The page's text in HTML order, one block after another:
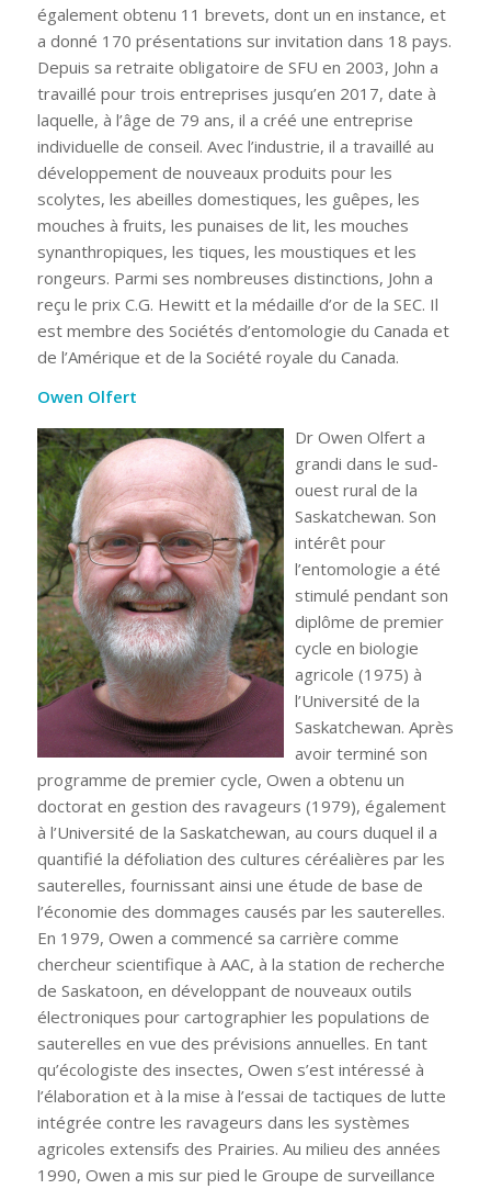
également obtenu 11 brevets, dont un en instance, et
a donné 170 présentations sur invitation dans 18 pays.
Depuis sa retraite obligatoire de SFU en 2003, John a
travaillé pour trois entreprises jusqu’en 2017, date à
laquelle, à l’âge de 79 ans, il a créé une entreprise
individuelle de conseil. Avec l’industrie, il a travaillé au
développement de nouveaux produits pour les
scolytes, les abeilles domestiques, les guêpes, les
mouches à fruits, les punaises de lit, les mouches
synanthropiques, les tiques, les moustiques et les
rongeurs. Parmi ses nombreuses distinctions, John a
reçu le prix C.G. Hewitt et la médaille d’or de la SEC. Il
est membre des Sociétés d’entomologie du Canada et
de l’Amérique et de la Société royale du Canada.
Owen Olfert
Dr Owen Olfert a
grandi dans le sud-
ouest rural de la
Saskatchewan. Son
intérêt pour
l’entomologie a été
stimulé pendant son
diplôme de premier
cycle en biologie
agricole (1975) à
l’Université de la
Saskatchewan. Après
avoir terminé son
programme de premier cycle, Owen a obtenu un
doctorat en gestion des ravageurs (1979), également
à l’Université de la Saskatchewan, au cours duquel il a
quantifié la défoliation des cultures céréalières par les
sauterelles, fournissant ainsi une étude de base de
l’économie des dommages causés par les sauterelles.
En 1979, Owen a commencé sa carrière comme
chercheur scientifique à AAC, à la station de recherche
de Saskatoon, en développant de nouveaux outils
électroniques pour cartographier les populations de
sauterelles en vue des prévisions annuelles. En tant
qu’écologiste des insectes, Owen s’est intéressé à
l’élaboration et à la mise à l’essai de tactiques de lutte
intégrée contre les ravageurs dans les systèmes
agricoles extensifs des Prairies. Au milieu des années
1990, Owen a mis sur pied le Groupe de surveillance